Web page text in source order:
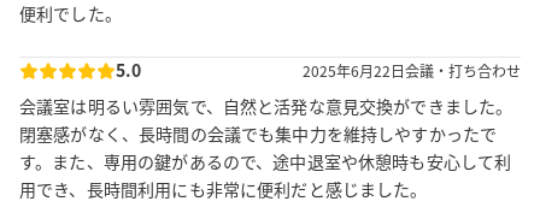
便利でした。
5.0 2025年6月22日会議・打ち合わせ
会議室は明るい雰囲気で、自然と活発な意見交換ができました。
閉塞感がなく、長時間の会議でも集中力を維持しやすかったで
す。また、専用の鍵があるので、途中退室や休憩時も安心して利
用でき、長時間利用にも非常に便利だと感じました。